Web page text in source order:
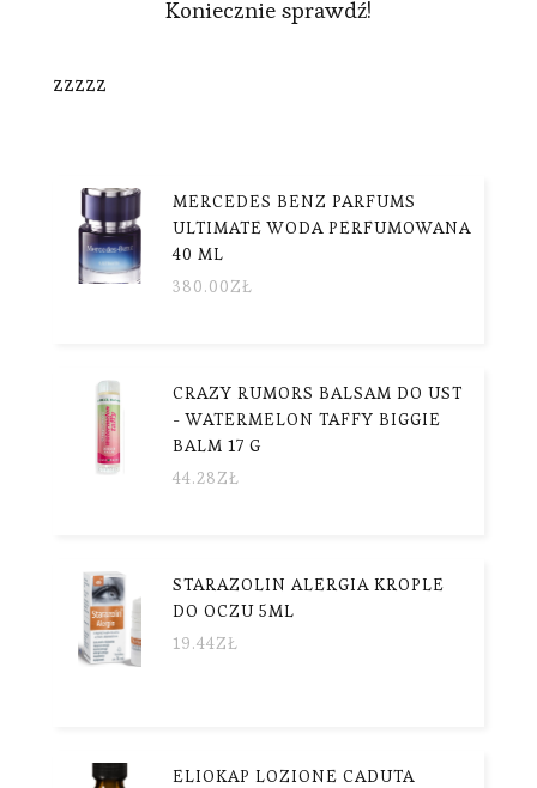
Koniecznie sprawdź!
zzzzz
MERCEDES BENZ PARFUMS
ULTIMATE WODA PERFUMOWANA
40 ML
380.00ZŁ
CRAZY RUMORS BALSAM DO UST
- WATERMELON TAFFY BIGGIE
BALM 17 G
44.28ZŁ
STARAZOLIN ALERGIA KROPLE
DO OCZU 5ML
19.44ZŁ
ELIOKAP LOZIONE CADUTA